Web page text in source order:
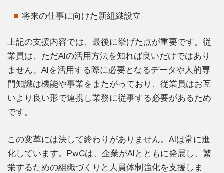
将来の仕事に向けた新組織設立
上記の支援内容では、最後に挙げた点が重要です。従
業員は、ただAIの活用方法を知れば良いだけではあり
ません。AIを活用する際に必要となるデータや人的専
門知識は機能や事業をまたがっており、従業員はお互
いより良い形で連携し業務に従事する必要があるため
です。
この変革には決して終わりがありません。AIは常に進
化しています。PwCは、企業がAIとともに発展し、繁
栄するための組織づくりと人員体制強化を支援しま